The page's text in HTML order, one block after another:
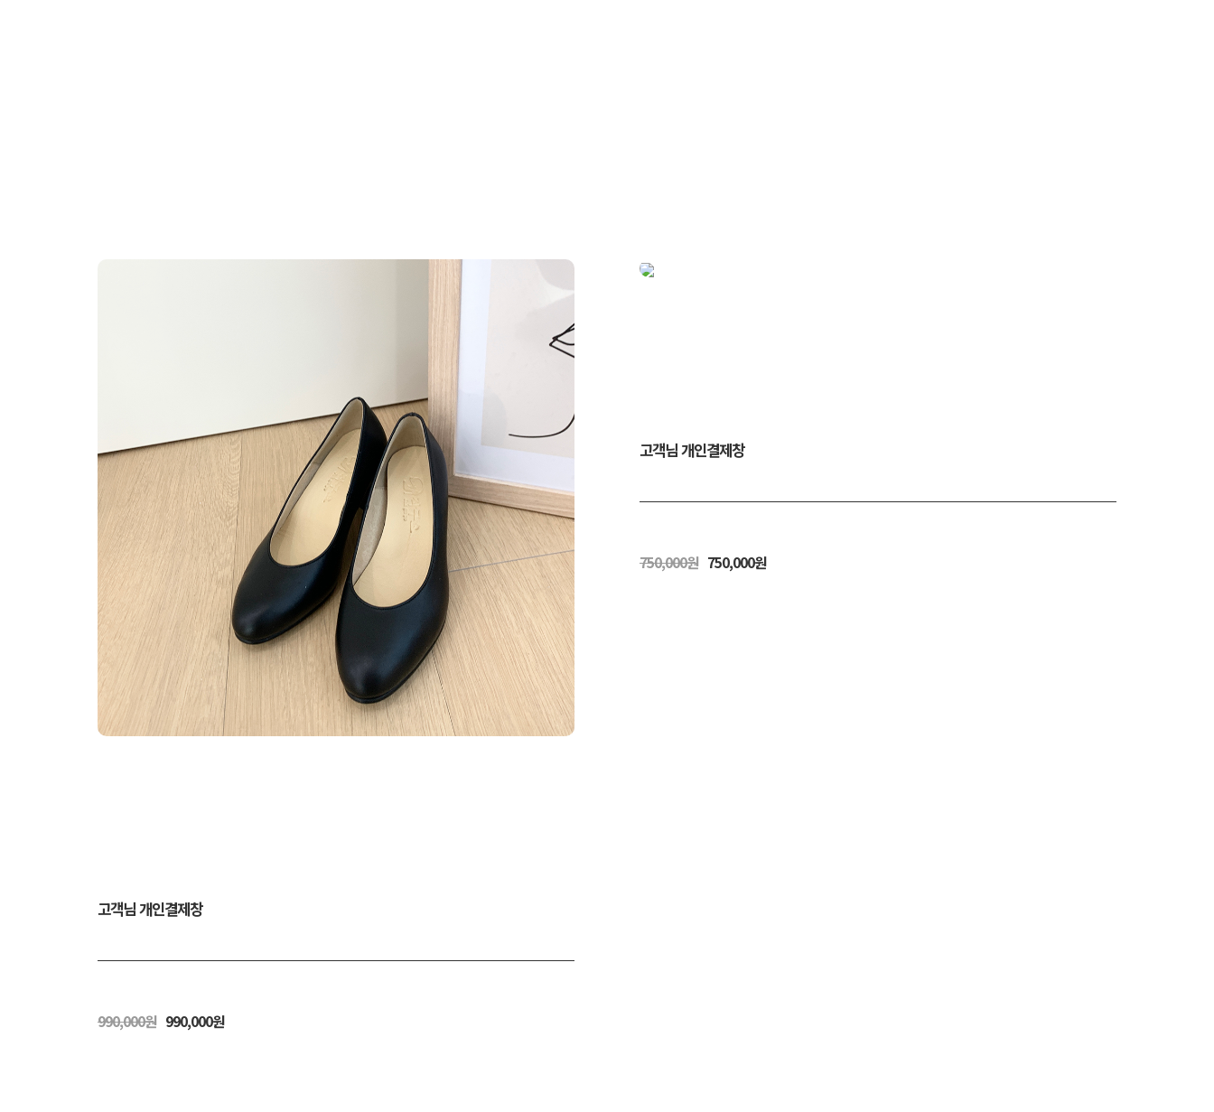
고객님 개인결제창
990,000원 990,000원
고객님 개인결제창
750,000원 750,000원